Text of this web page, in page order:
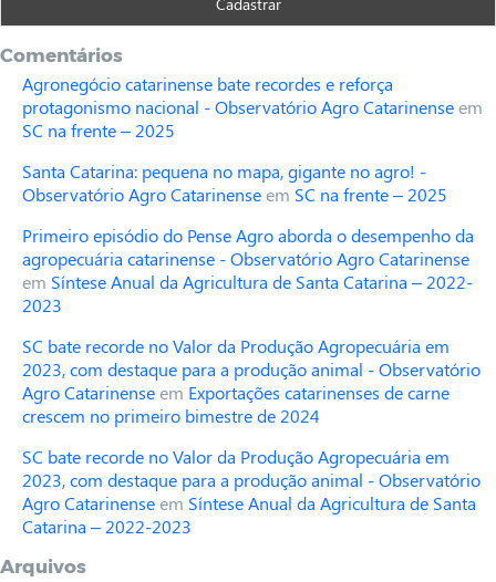
Comentários
Agronegócio catarinense bate recordes e reforça
protagonismo nacional - Observatório Agro Catarinenseem
SC na frente – 2025
Santa Catarina: pequena no mapa, gigante no agro! -
Observatório Agro Catarinenseem SC na frente – 2025
Primeiro episódio do Pense Agro aborda o desempenho da
agropecuária catarinense - Observatório Agro Catarinense
em Síntese Anual da Agricultura de Santa Catarina – 2022-
2023
SC bate recorde no Valor da Produção Agropecuária em
2023, com destaque para a produção animal - Observatório
Agro Catarinenseem Exportações catarinenses de carne
crescem no primeiro bimestre de 2024
SC bate recorde no Valor da Produção Agropecuária em
2023, com destaque para a produção animal - Observatório
Agro Catarinenseem Síntese Anual da Agricultura de Santa
Catarina – 2022-2023
Arquivos